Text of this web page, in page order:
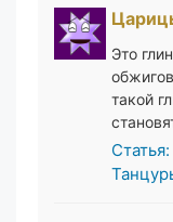
Это
такой